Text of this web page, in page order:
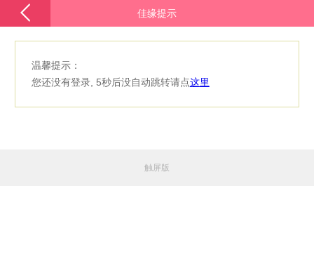
佳缘提示
温馨提示：
您还没有登录, 5秒后没自动跳转请点这里
触屏版